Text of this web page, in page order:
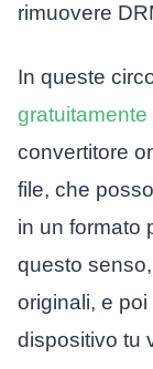
rimuovere
In queste
gratuitamente
convertitore
file, che
in un formato
questo
originali, e
dispositivo tu